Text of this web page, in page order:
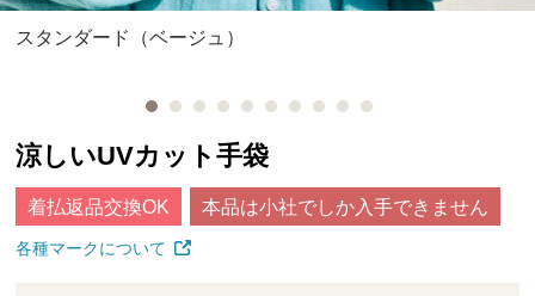
スタンダード（ベージュ）
涼しいUVカット手袋
着払返品交換OK 本品は小社でしか入手できません
各種マークについて